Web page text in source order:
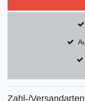
Zahl-/Versandarten